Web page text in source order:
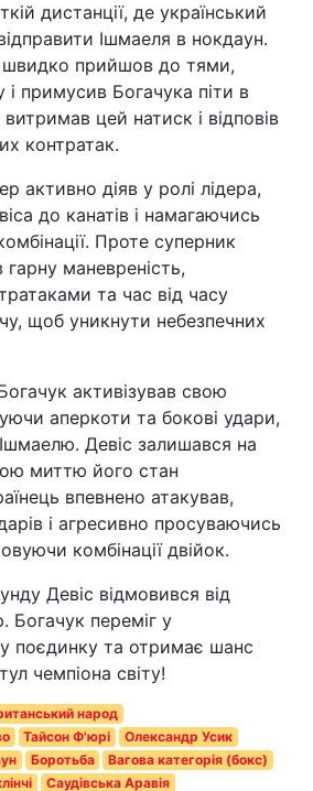
дистанції, де український
Ішмаеля в нокдаун.
швидко прийшов до тями,
і примусив Богачука піти в
цей натиск і відповів
контратак.
активно діяв у ролі лідера,
до канатів і намагаючись
Проте суперник
маневреність,
та час від часу
щоб уникнути небезпечних
активізував свою
аперкоти та бокові удари,
Девіс залишався на
миттю його стан
впевнено атакував,
і агресивно просуваючись
комбінації двійок.
Девіс відмовився від
переміг у
поєдинку та отримає шанс
чемпіона світу!
народ
Тайсон Ф'юрі
Олександр Усик
Боротьба
Вагова категорія (бокс)
Саудівська Аравія